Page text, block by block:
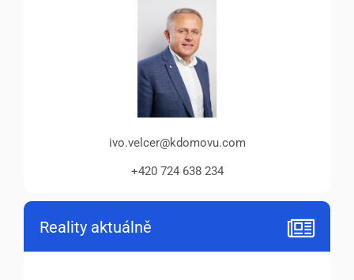
ivo.velcer@kdomovu.com
+420 724 638 234
Reality aktuálně